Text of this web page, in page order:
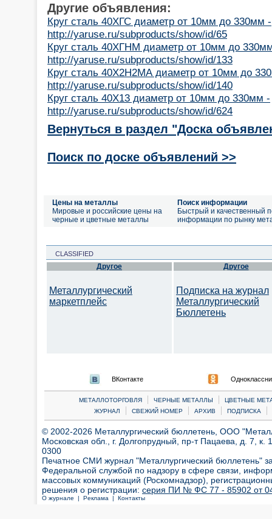
Другие объявления:
Круг сталь 40ХГС диаметр от 10мм до 330мм -
http://yaruse.ru/subproducts/show/id/65
Круг сталь 40ХГНМ диаметр от 10мм до
http://yaruse.ru/subproducts/show/id/133
Круг сталь 40Х2Н2МА диаметр от 10мм до
http://yaruse.ru/subproducts/show/id/140
Круг сталь 40Х13 диаметр от 10мм до 330мм -
http://yaruse.ru/subproducts/show/id/624
Вернуться в раздел "Доска
Поиск по доске объявлений >>
Цены на металлы
Мировые и российские цены на
черные и цветные металлы
Поиск информации
Быстрый и качественный
информации по рынку
CLASSIFIED
Другое
Металлургический
маркетплейс
Другое
Подписка на журнал
Металлургический
Бюллетень
ВКонтакте
МЕТАЛЛОТОРГОВЛЯ | ЧЕРНЫЕ МЕТАЛЛЫ |
ЦВЕТНЫЕ
ЖУРНАЛ
| СВЕЖИЙ НОМЕР | АРХИВ | ПОДПИСКА |
© 2002-2026 Металлургический бюллетень, ООО
Московская обл., г. Долгопрудный, пр-т Пацаева, д. 7,
0300
Печатное СМИ журнал "Металлургический бюллетень"
Федеральной службой по надзору в сфере связи,
массовых коммуникаций (Роскомнадзор),
решения о регистрации: серия ПИ № ФС 77 - 85902 от 04
О журнале | Реклама | Контакты